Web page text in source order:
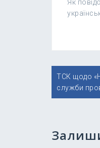
Як
ТСК щодо
служби